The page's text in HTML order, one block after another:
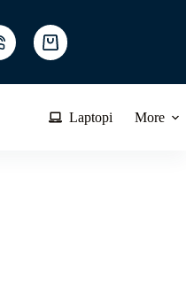
Shopping
cart
Laptopi More